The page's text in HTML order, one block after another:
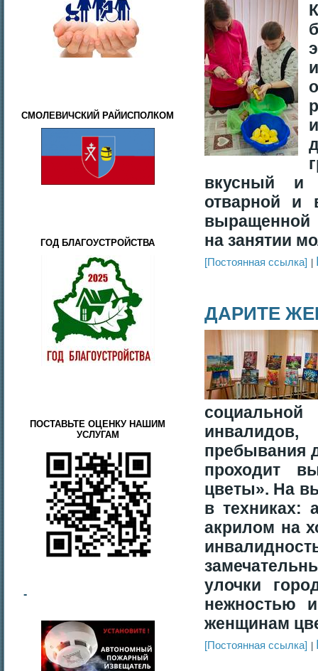
СМОЛЕВИЧСКИЙ РАЙИСПОЛКОМ
ГОД БЛАГОУСТРОЙСТВА
ПОСТАВЬТЕ ОЦЕНКУ НАШИМ
УСЛУГАМ
-
вкусный и
отварной и
выращенной
на занятии
[Постоянная ссылка]
ДАРИТЕ
пребывания
проходит
цветы». На
в техниках:
акрилом на
улочки
нежностью
женщинам
[Постоянная ссылка]